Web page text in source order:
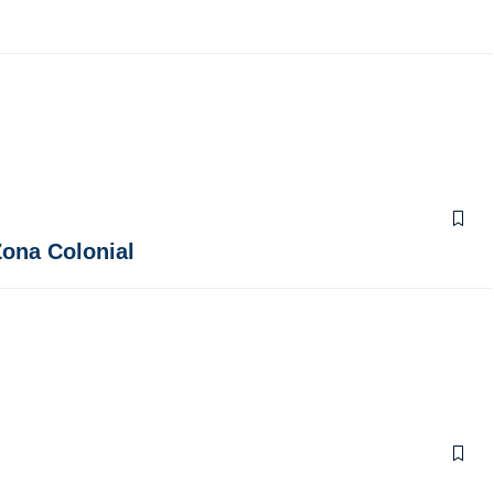
Colonial